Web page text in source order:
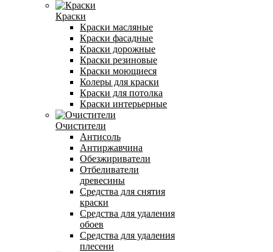
Краски
Краски масляные
Краски фасадные
Краски дорожные
Краски резиновые
Краски моющиеся
Колеры для краски
Краски для потолка
Краски интерьерные
Очистители
Антисоль
Антиржавчина
Обезжириватели
Отбеливатели
древесины
Средства для снятия
краски
Средства для удаления
обоев
Средства для удаления
плесени